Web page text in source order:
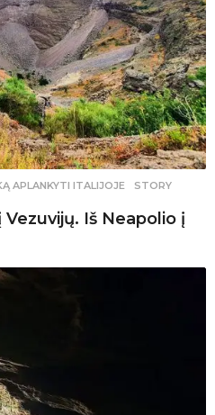
APLANKYTI ITALIJOJE ,STORY
Iš Neapolio į